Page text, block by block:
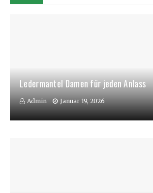
Ledermantel Damen für jeden Anlass
Admin Januar 19, 2026